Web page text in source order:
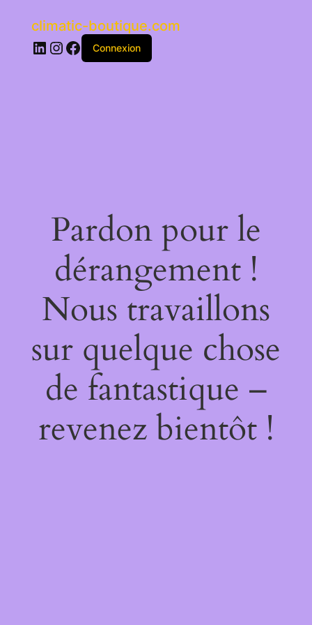
climatic-boutique.com
LinkedIn
Instagram
Facebook
Connexion
Pardon pour le
dérangement !
Nous travaillons
sur quelque chose
de fantastique –
revenez bientôt !